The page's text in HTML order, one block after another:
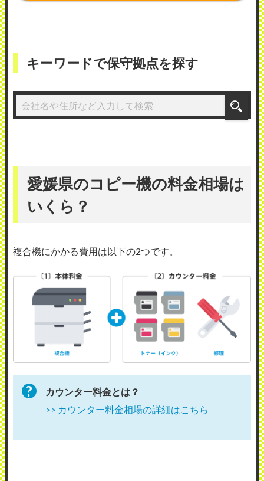
キーワードで保守拠点を探す
愛媛県のコピー機の料金相場は
いくら？
複合機にかかる費用は以下の2つです。
カウンター料金とは？
>> カウンター料金相場の詳細はこちら